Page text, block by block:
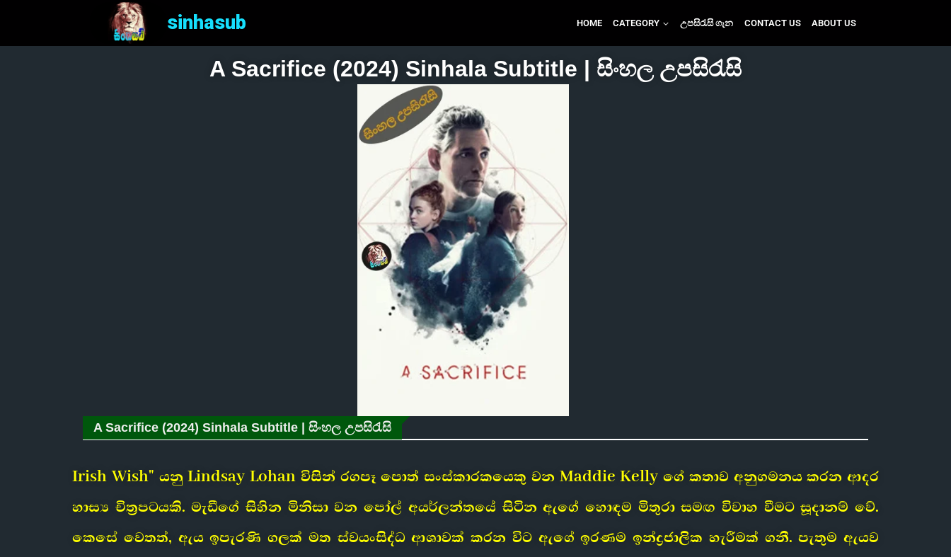
sinhasub HOME CATEGORY උපසිරැසි ගැන CONTACT US ABOUT US
A Sacrifice (2024) Sinhala Subtitle | සිංහල උපසිරැසි
A Sacrifice (2024) Sinhala Subtitle | සිංහල උපසිරැසි
Irish Wish" යනු Lindsay Lohan විසින් රගපෑ පොත් සංස්කාරකයෙකු වන Maddie Kelly ගේ කතාව අනුගමනය කරන ආදර
හාස්‍ය චිත්‍රපටයකි. මැඩීගේ සිහින මිනිසා වන පෝල් අයර්ලන්තයේ සිටින ඇගේ හොඳම මිතුරා සමඟ විවාහ වීමට සූදානම් වේ.
කෙසේ වෙතත්, ඇය ඉපැරණි ගලක් මත ස්වයංසිද්ධ ආශාවක් කරන විට ඇගේ ඉරණම ඉන්ද්‍රජාලික හැරීමක් ගනී. පැතුම ඇයව